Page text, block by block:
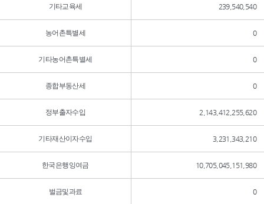
기타교육세 239,540,540
농어촌특별세 0
기타농어촌특별세 0
종합부동산세 0
정부출자수입 2,143,412,255,620
기타재산이자수입 3,231,343,210
한국은행잉여금 10,705,045,151,980
벌금및과료 0